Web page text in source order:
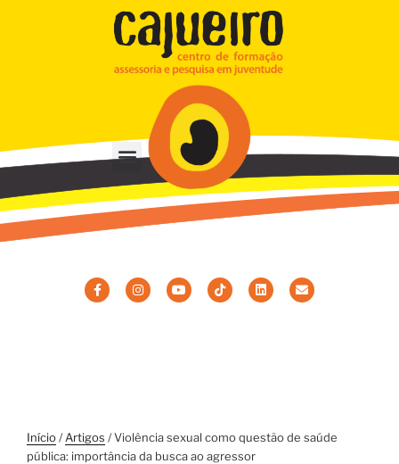
Início/Artigos / Violência sexual como questão de saúde
pública: importância da busca ao agressor